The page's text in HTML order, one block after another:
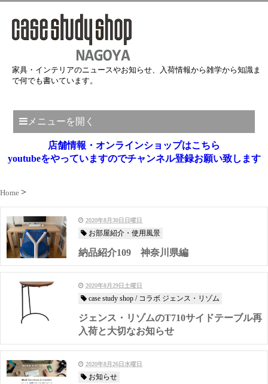
家具・インテリアのニュースやお知らせ、入荷情報から雑学から知識ま
で何でも書いています。
メニューを開く
店舗情報・オンラインショップはこちら
youtubeをやっていますのでチャンネル登録お願い致します
Home
2020年8月30日日曜日
お部屋紹介・使用風景
納品紹介109 神奈川県編
2020年8月29日土曜日
case study shop / コラボ ジェンス・リゾム
ジェンス・リゾムのT710サイドテーブル再
入荷と大切なお知らせ
2020年8月26日水曜日
お知らせ